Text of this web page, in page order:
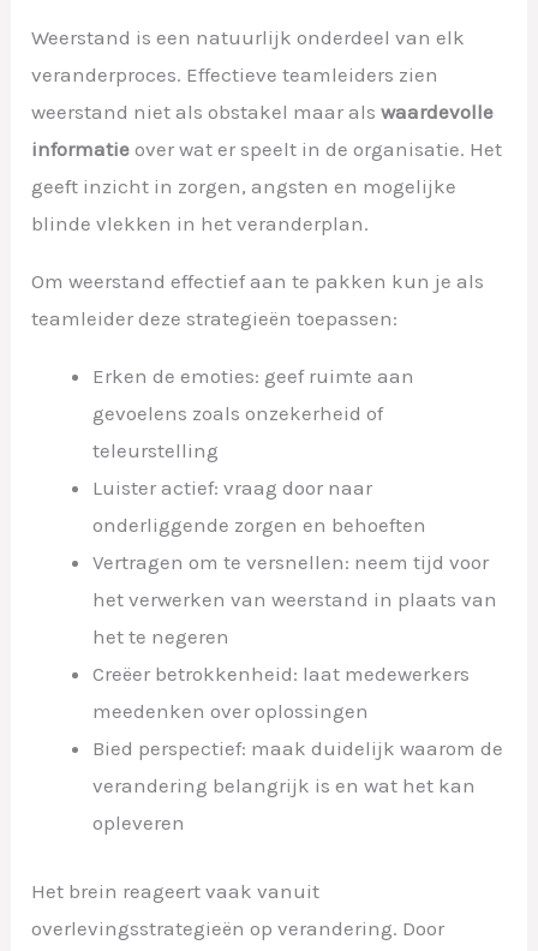
Weerstand is een natuurlijk onderdeel van elk
veranderproces. Effectieve teamleiders zien
weerstand niet als obstakel maar alswaardevolle
informatie over wat er speelt in de organisatie. Het
geeft inzicht in zorgen, angsten en mogelijke
blinde vlekken in het veranderplan.
Om weerstand effectief aan te pakken kun je als
teamleider deze strategieën toepassen:
Erken de emoties: geef ruimte aan
gevoelens zoals onzekerheid of
teleurstelling
Luister actief: vraag door naar
onderliggende zorgen en behoeften
Vertragen om te versnellen: neem tijd voor
het verwerken van weerstand in plaats van
het te negeren
Creëer betrokkenheid: laat medewerkers
meedenken over oplossingen
Bied perspectief: maak duidelijk waarom de
verandering belangrijk is en wat het kan
opleveren
Het brein reageert vaak vanuit
overlevingsstrategieën op verandering. Door